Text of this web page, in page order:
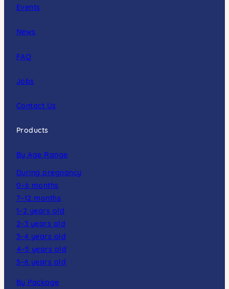
Events
News
FAQ
Jobs
Contact Us
Products
By Age Range
During pregnancy
0–6 months
7–12 months
1–2 years old
2–3 years old
3–4 years old
4–5 years old
5–6 years old
By Package